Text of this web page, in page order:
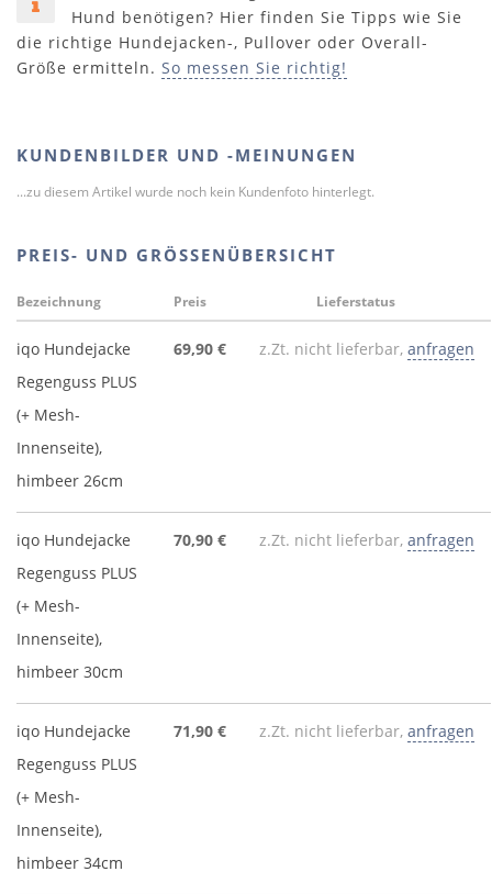
Hund benötigen? Hier finden Sie Tipps wie Sie
die richtige Hundejacken-, Pullover oder Overall-
Größe ermitteln. So messen Sie richtig!
KUNDENBILDER UND -MEINUNGEN
...zu diesem Artikel wurde noch kein Kundenfoto hinterlegt.
PREIS- UND GRÖSSENÜBERSICHT
Bezeichnung Preis Lieferstatus
iqo Hundejacke
Regenguss PLUS
(+ Mesh-
Innenseite),
himbeer 26cm
69,90 € z.Zt. nicht lieferbar, anfragen
iqo Hundejacke
Regenguss PLUS
(+ Mesh-
Innenseite),
himbeer 30cm
70,90 € z.Zt. nicht lieferbar, anfragen
iqo Hundejacke
Regenguss PLUS
(+ Mesh-
Innenseite),
himbeer 34cm
71,90 € z.Zt. nicht lieferbar, anfragen